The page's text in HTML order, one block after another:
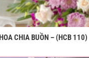
HOA CHIA BUỒN – (HCB 110)